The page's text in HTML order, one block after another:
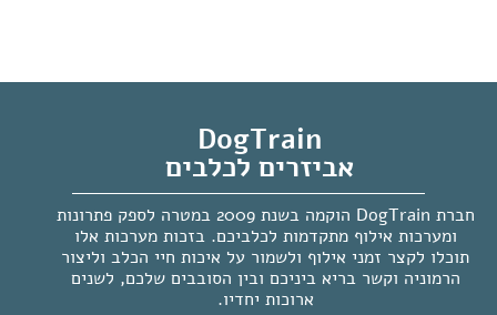
DogTrain
אביזרים לכלבים
חברת DogTrain הוקמה בשנת 2009 במטרה לספק פתרונות
ומערכות אילוף מתקדמות לכלביכם. בזכות מערכות אלו
תוכלו לקצר זמני אילוף ולשמור על איכות חיי הכלב וליצור
הרמוניה וקשר בריא ביניכם ובין הסובבים שלכם, לשנים
ארוכות יחדיו.